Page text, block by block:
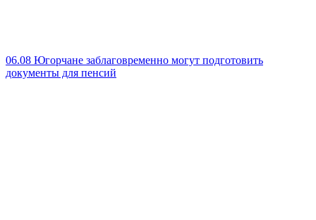
06.08 Югорчане заблаговременно могут подготовить
документы для пенсий